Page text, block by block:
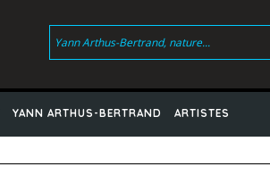
YANN ARTHUS-BERTRAND ARTISTES